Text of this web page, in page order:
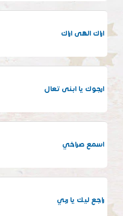
اراك الهى اراك
ارجوك يا ابنى تعال
اسمع صراخي
راجع ليك يا ربي